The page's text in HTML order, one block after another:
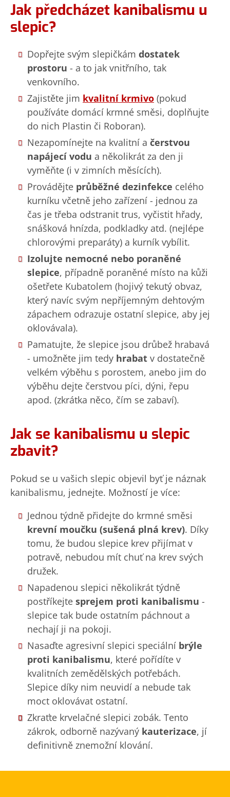
Jak předcházet kanibalismu u
slepic?
Dopřejte svým slepičkám dostatek
prostoru - a to jak vnitřního, tak
venkovního.
Zajistěte jim kvalitní krmivo (pokud
používáte domácí krmné směsi, doplňujte
do nich Plastin či Roboran).
Nezapomínejte na kvalitní a čerstvou
napájecí vodu a několikrát za den ji
vyměňte (i v zimních měsících).
Provádějte průběžné dezinfekce celého
kurníku včetně jeho zařízení - jednou za
čas je třeba odstranit trus, vyčistit hřady,
snášková hnízda, podkladky atd. (nejlépe
chlorovými preparáty) a kurník vybílit.
Izolujte nemocné nebo poraněné
slepice, případně poraněné místo na kůži
ošetřete Kubatolem (hojivý tekutý obvaz,
který navíc svým nepříjemným dehtovým
zápachem odrazuje ostatní slepice, aby jej
oklovávala).
Pamatujte, že slepice jsou drůbež hrabavá
- umožněte jim tedy hrabat v dostatečně
velkém výběhu s porostem, anebo jim do
výběhu dejte čerstvou píci, dýni, řepu
apod. (zkrátka něco, čím se zabaví).
Jak se kanibalismu u slepic
zbavit?
Pokud se u vašich slepic objevil byť je náznak
kanibalismu, jednejte. Možností je více:
Jednou týdně přidejte do krmné směsi
krevní moučku (sušená plná krev). Díky
tomu, že budou slepice krev přijímat v
potravě, nebudou mít chuť na krev svých
družek.
Napadenou slepici několikrát týdně
postříkejte sprejem proti kanibalismu -
slepice tak bude ostatním páchnout a
nechají ji na pokoji.
Nasaďte agresivní slepici speciální brýle
proti kanibalismu, které pořídíte v
kvalitních zemědělských potřebách.
Slepice díky nim neuvidí a nebude tak
moct oklovávat ostatní.
Zkraťte krvelačné slepici zobák. Tento
zákrok, odborně nazývaný kauterizace, jí
definitivně znemožní klování.